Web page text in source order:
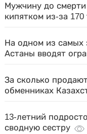
Мужчину до
кипятком из-за 170
На одном из самых
Астаны вводят
За сколько
обменниках
13-летний
сводную сестру